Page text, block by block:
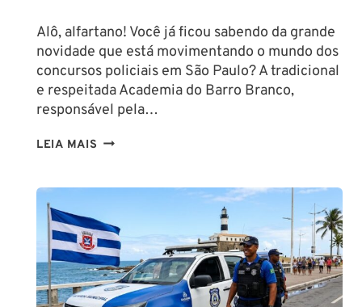
Alô, alfartano! Você já ficou sabendo da grande
novidade que está movimentando o mundo dos
concursos policiais em São Paulo? A tradicional
e respeitada Academia do Barro Branco,
responsável pela…
LEIA MAIS NA
SAI
DA
ESCOLA
FORMADO
EM